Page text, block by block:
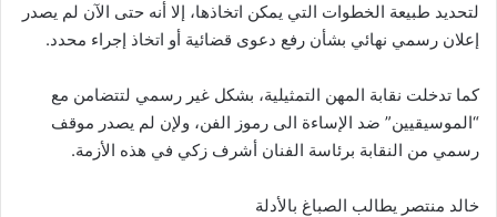
لتحديد طبيعة الخطوات التي يمكن اتخاذها، إلا أنه حتى الآن لم يصدر
إعلان رسمي نهائي بشأن رفع دعوى قضائية أو اتخاذ إجراء محدد.
كما تدخلت نقابة المهن التمثيلية، بشكل غير رسمي لتتضامن مع
“الموسيقيين” ضد الإساءة الى رموز الفن، ولإن لم يصدر موقف
رسمي من النقابة برئاسة الفنان أشرف زكي في هذه الأزمة.
خالد منتصر يطالب الصباغ بالأدلة